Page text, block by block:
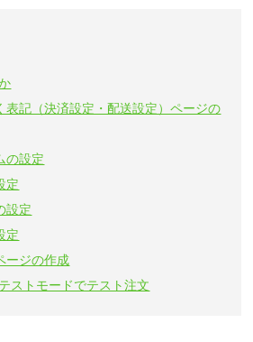
表記（決済設定・配送設定）ページの
の設定
定
設定
定
ージの作成
ストモードでテスト注文